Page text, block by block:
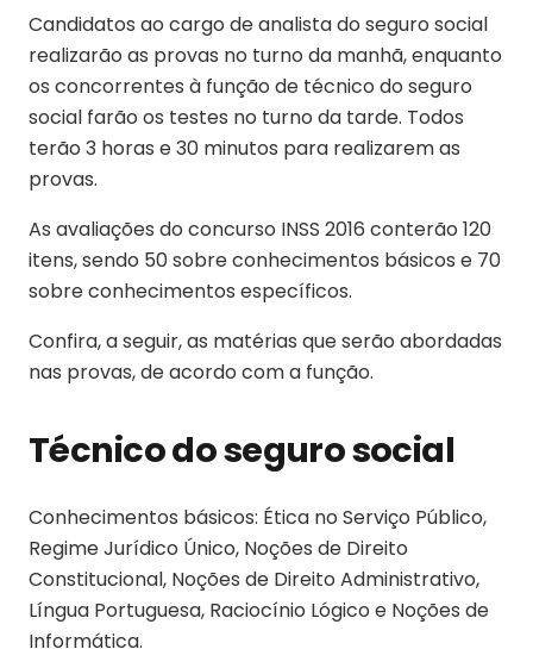
Candidatos ao cargo de analista do seguro social
realizarão as provas no turno da manhã, enquanto
os concorrentes à função de técnico do seguro
social farão os testes no turno da tarde. Todos
terão 3 horas e 30 minutos para realizarem as
provas.
As avaliações do concurso INSS 2016 conterão 120
itens, sendo 50 sobre conhecimentos básicos e 70
sobre conhecimentos específicos.
Confira, a seguir, as matérias que serão abordadas
nas provas, de acordo com a função.
Técnico do seguro social
Conhecimentos básicos: Ética no Serviço Público,
Regime Jurídico Único, Noções de Direito
Constitucional, Noções de Direito Administrativo,
Língua Portuguesa, Raciocínio Lógico e Noções de
Informática.